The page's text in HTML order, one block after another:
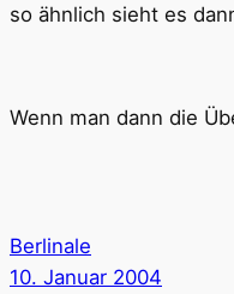
so ähnlich sieht es
Wenn man dann die
Berlinale
10. Januar 2004